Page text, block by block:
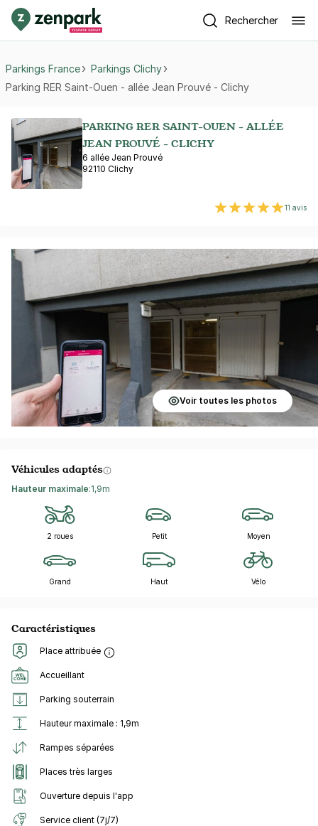
Rechercher
Parkings France
Parkings Clichy
Parking RER Saint-Ouen - allée Jean Prouvé - Clichy
PARKING RER SAINT-OUEN - ALLÉE
JEAN PROUVÉ - CLICHY
6 allée Jean Prouvé
92110 Clichy
11 avis
Voir toutes les photos
Véhicules adaptés
Hauteur maximale:1,9m
2 roues Petit Moyen
Grand Haut Vélo
Caractéristiques
Place attribuée
Accueillant
Parking souterrain
Hauteur maximale : 1,9m
Rampes séparées
Places très larges
Ouverture depuis l'app
Service client (7j/7)